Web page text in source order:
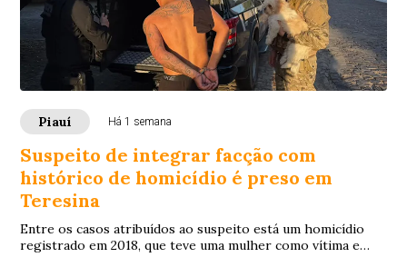
Piauí Há 1 semana
Suspeito de integrar facção com
histórico de homicídio é preso em
Teresina
Entre os casos atribuídos ao suspeito está um homicídio
registrado em 2018, que teve uma mulher como vítima e